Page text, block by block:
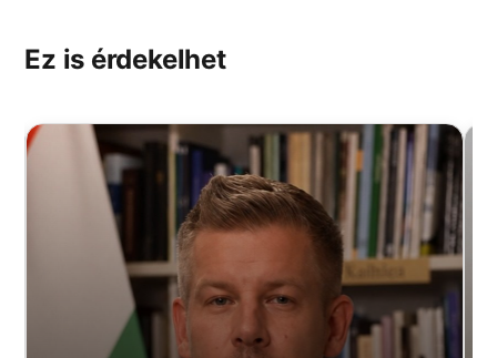
Ez is érdekelhet